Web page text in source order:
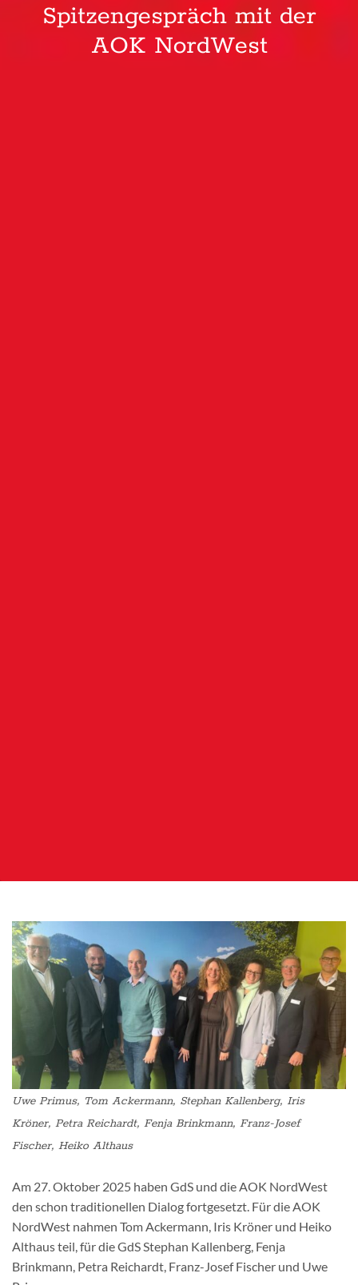
Spitzengespräch mit der
AOK NordWest
Uwe Primus, Tom Ackermann, Stephan Kallenberg, Iris
Kröner, Petra Reichardt, Fenja Brinkmann, Franz-Josef
Fischer, Heiko Althaus
Am 27. Oktober 2025 haben GdS und die AOK NordWest
den schon traditionellen Dialog fortgesetzt. Für die AOK
NordWest nahmen Tom Ackermann, Iris Kröner und Heiko
Althaus teil, für die GdS Stephan Kallenberg, Fenja
Brinkmann, Petra Reichardt, Franz-Josef Fischer und Uwe